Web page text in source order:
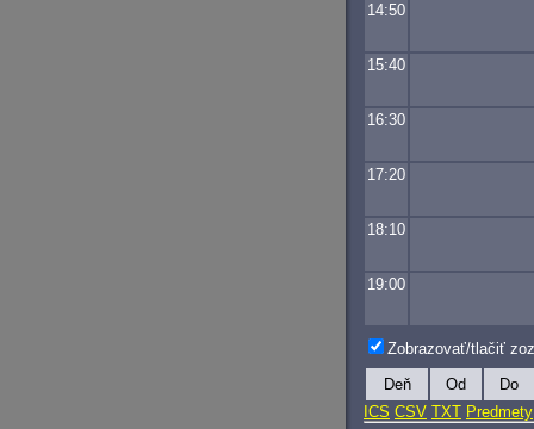
14:50
15:40
16:30
17:20
18:10
19:00
Zobrazovať/tlačiť
Deň Od
Do
ICS CSV TXT Predmety